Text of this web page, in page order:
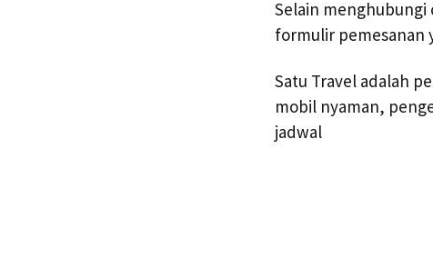
Selain
formulir pemesanan
Satu Travel adalah
mobil nyaman,
jadwal